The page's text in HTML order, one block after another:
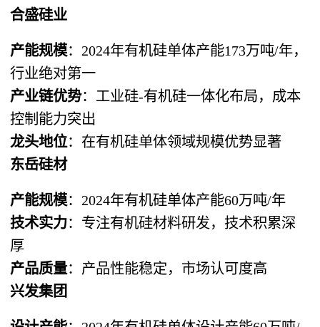
合盛硅业
产能规模：2024年有机硅单体产能173万吨/年，
行业绝对第一
产业链优势：工业硅-有机硅一体化布局，成本
控制能力突出
龙头地位：在有机硅单体领域规模优势显著
东岳硅材
产能规模：2024年有机硅单体产能60万吨/年
技术实力：专注有机硅材料研发，技术积累深
厚
产品质量：产品性能稳定，市场认可度高
兴发集团